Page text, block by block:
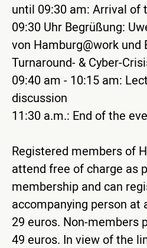
until 09:30 am: Arrival of
09:30 Uhr Begrüßung:
von Hamburg@work und
Turnaround- & Cyber-
09:40 am - 10:15 am:
discussion
11:30 a.m.: End of the
Registered members of
attend free of charge as
membership and can
accompanying person at
29 euros. Non-members
49 euros. In view of the